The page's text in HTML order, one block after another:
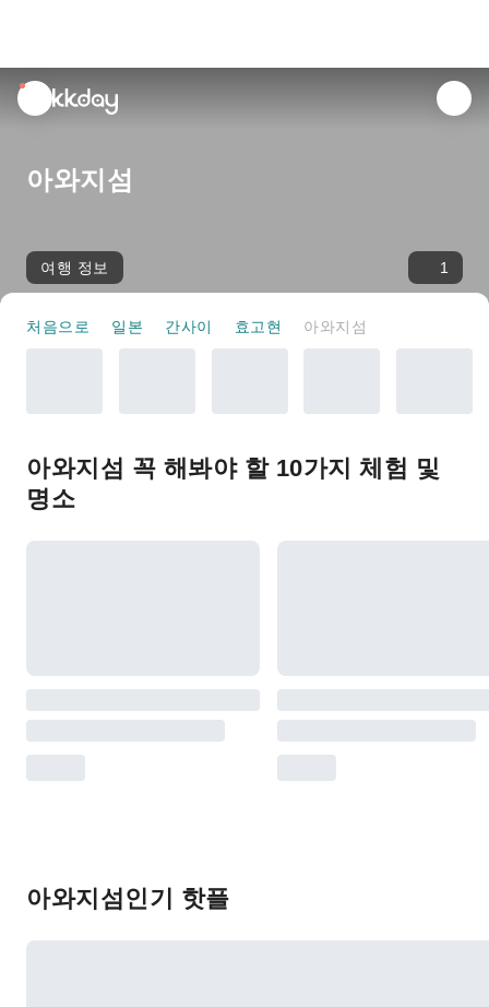
unread
notifications
아와지섬
여행 정보 1
처음으로 일본 간사이 효고현 아와지섬
아와지섬 꼭 해봐야 할 10가지 체험 및
명소
아와지섬인기 핫플